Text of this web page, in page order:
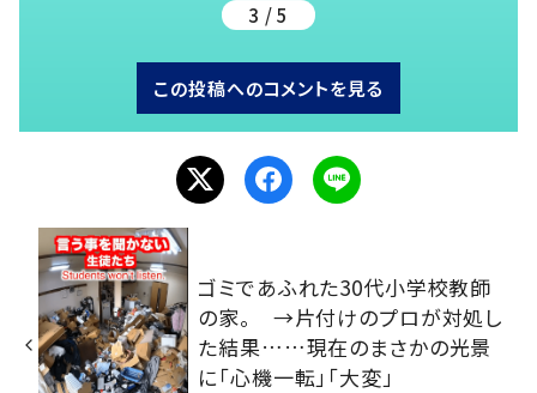
3 / 5
この投稿へのコメントを見る
ゴミであふれた30代小学校教師
の家。 →片付けのプロが対処し
た結果……現在のまさかの光景
に「心機一転」「大変」